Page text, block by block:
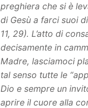
preghiera che si è
di Gesù a farci suoi
11, 29). L’atto di
decisamente in
Madre, lasciamoci
tal senso tutte le
Dio e sempre un
aprire il cuore alla